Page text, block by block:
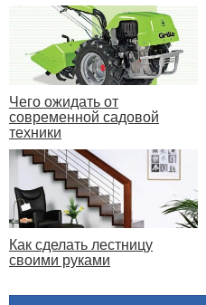
Чего ожидать от
современной садовой
техники
Как сделать лестницу
своими руками